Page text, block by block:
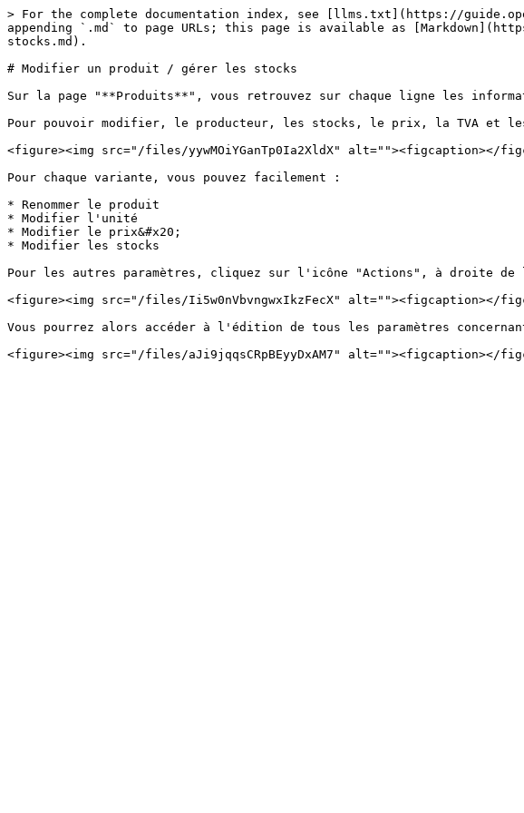
> For the complete documentation index, see [llms.txt](https://
appending `.md` to page URLs; this page is available as
stocks.md).
# Modifier un produit / gérer les stocks
Sur la page "**Produits**", vous retrouvez sur chaque ligne les
Pour pouvoir modifier, le producteur, les stocks, le prix, la TVA et
<figure><img src="/files/yywMOiYGanTp0Ia2XldX" alt=""><figcaption></
Pour chaque variante, vous pouvez facilement :
* Renommer le produit
* Modifier l'unité
* Modifier le prix&#x20;
* Modifier les stocks
Pour les autres paramètres, cliquez sur l'icône "Actions", à droite
<figure><img src="/files/Ii5w0nVbvngwxIkzFecX" alt=""><figcaption></
Vous pourrez alors accéder à l'édition de tous les paramètres